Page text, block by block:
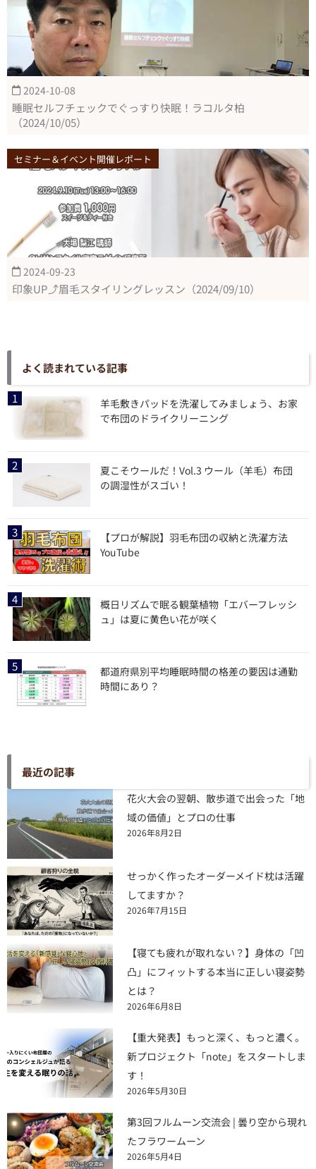
2024-10-08
睡眠セルフチェックでぐっすり快眠！ラコルタ柏
（2024/10/05）
セミナー＆イベント開催レポート
2024-09-23
印象UP⤴眉毛スタイリングレッスン（2024/09/10）
よく読まれている記事
羊毛敷きパッドを洗濯してみましょう、お家
で布団のドライクリーニング
夏こそウールだ！Vol.3 ウール（羊毛）布団
の調湿性がスゴい！
【プロが解説】羽毛布団の収納と洗濯方法
YouTube
概日リズムで眠る観葉植物「エバーフレッシ
ュ」は夏に黄色い花が咲く
都道府県別平均睡眠時間の格差の要因は通勤
時間にあり？
最近の記事
花火大会の翌朝、散歩道で出会った「地
域の価値」とプロの仕事
2026年8月2日
せっかく作ったオーダーメイド枕は活躍
してますか？
2026年7月15日
【寝ても疲れが取れない？】身体の「凹
凸」にフィットする本当に正しい寝姿勢
とは？
2026年6月8日
【重大発表】もっと深く、もっと濃く。
新プロジェクト「note」をスタートしま
す！
2026年5月30日
第3回フルムーン交流会 | 曇り空から現れ
たフラワームーン
2026年5月4日